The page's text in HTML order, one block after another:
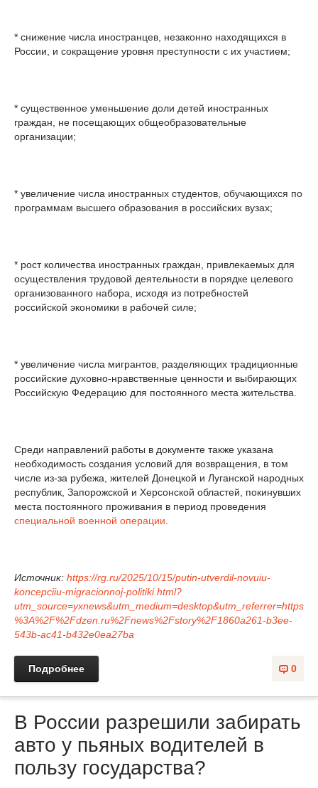
* снижение числа иностранцев, незаконно находящихся в
России, и сокращение уровня преступности с их участием;
* существенное уменьшение доли детей иностранных
граждан, не посещающих общеобразовательные
организации;
* увеличение числа иностранных студентов, обучающихся по
программам высшего образования в российских вузах;
* рост количества иностранных граждан, привлекаемых для
осуществления трудовой деятельности в порядке целевого
организованного набора, исходя из потребностей
российской экономики в рабочей силе;
* увеличение числа мигрантов, разделяющих традиционные
российские духовно-нравственные ценности и выбирающих
Российскую Федерацию для постоянного места жительства.
Среди направлений работы в документе также указана
необходимость создания условий для возвращения, в том
числе из-за рубежа, жителей Донецкой и Луганской народных
республик, Запорожской и Херсонской областей, покинувших
места постоянного проживания в период проведения
специальной военной операции.
Источник: https://rg.ru/2025/10/15/putin-utverdil-novuiu-
koncepciiu-migracionnoj-politiki.html?
utm_source=yxnews&utm_medium=desktop&utm_referrer=https
%3A%2F%2Fdzen.ru%2Fnews%2Fstory%2F1860a261-b3ee-
543b-ac41-b432e0ea27ba
0
Подробнее
В России разрешили забирать
авто у пьяных водителей в
пользу государства?